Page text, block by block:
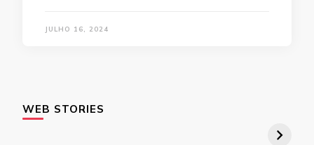
JULHO 16, 2024
WEB STORIES